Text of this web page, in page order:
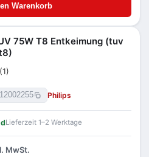
Warenkorb
75W T8 Entkeimung (tuv
(1)
Philips
Lieferzeit 1–2 Werktage
MwSt.